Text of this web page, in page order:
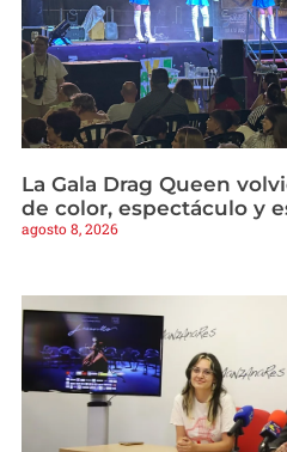
La Gala Drag Queen
de color, espectáculo y
agosto 8, 2026